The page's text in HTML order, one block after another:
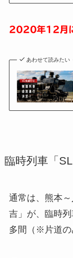
2020年12月に
あわせて読みたい
臨時列車「
通常は、熊本
吉」が、臨時
多間（※片道の